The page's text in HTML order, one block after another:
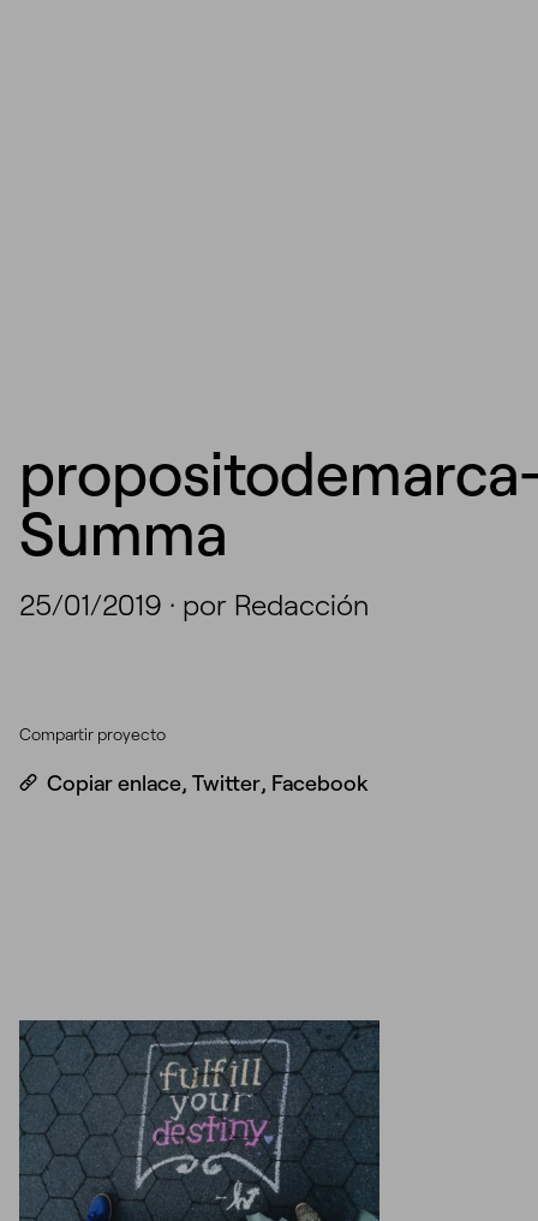
Summa
25/01/2019 · por Redacción
Compartir proyecto
Copiar enlace, Twitter, Facebook